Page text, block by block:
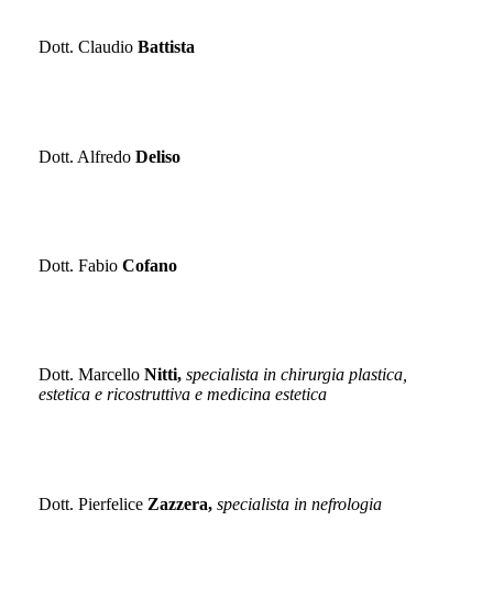
Dott. Claudio Battista
Dott. Alfredo Deliso
Dott. Fabio Cofano
Dott. Marcello Nitti, specialista in chirurgia plastica,
estetica e ricostruttiva e medicina estetica
Dott. Pierfelice Zazzera, specialista in nefrologia